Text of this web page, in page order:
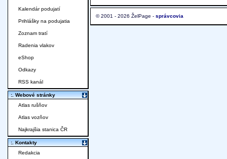
© 2001 - 2026 ŽelPage - správcovia
Kalendár podujatí
Prihlášky na podujatia
Zoznam tratí
Radenia vlakov
eShop
Odkazy
RSS kanál
:. Webové stránky
Atlas rušňov
Atlas vozňov
Najkrajšia stanica ČR
:. Kontakty
Redakcia